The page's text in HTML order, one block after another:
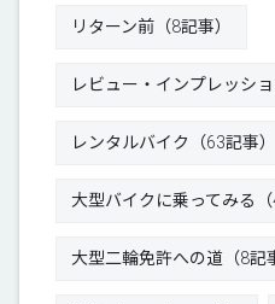
リターン前（8記事）
レビュー・インプレッショ
レンタルバイク（63記事）
大型バイクに乗ってみる（
大型二輪免許への道（8記